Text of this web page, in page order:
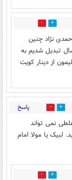
13
نژاد چنین
دارد همون طور که تو اون 8 سال تبدیل شدیم به
از دینار کویت
325 پاسخ
نمی تواند
یا مولا امام
7